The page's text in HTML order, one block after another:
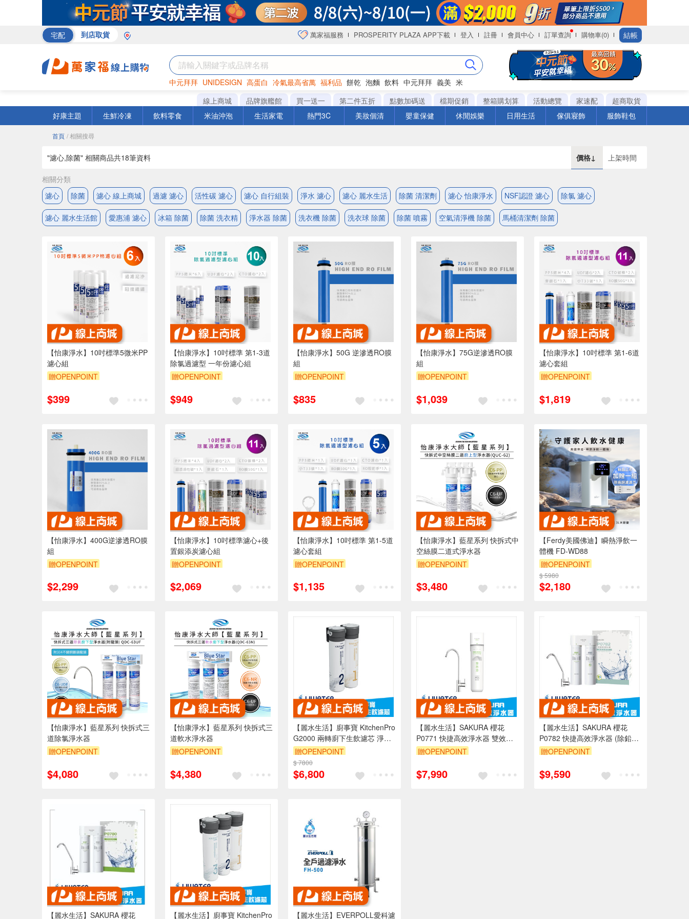
宅配 到店取貨 萬家福服務 PROSPERITY PLAZA APP下載 登入 註冊 會員中心 訂單查詢 購物車(0) 結帳
中元拜拜 UNIDESIGN 高蛋白 冷氣最高省萬 福利品 餅乾 泡麵 飲料 中元拜拜 義美 米
罐頭 海苔 洋芋片
線上商城 品牌旗艦館 買一送一 第二件五折 點數加碼送 檔期促銷 整箱購划算 活動總覽 家速配
超商取貨
好康主題
生鮮冷凍 飲料零食 米油沖泡 生活家電 熱門3C 美妝個清 嬰童保健 休閒娛樂 日用生活 傢俱寢飾 服飾鞋包
首頁 / 相關搜尋
"濾心,除菌" 相關商品共18筆資料 價格↓ 上架時間
相關分類
濾心
除菌 濾心 線上商城 過濾 濾心 活性碳 濾心 濾心 自行組裝 淨水 濾心 濾心 麗水生活 除菌 清潔劑 濾心 怡康淨水 NSF認證 濾心 除氯 濾心
濾心 麗水生活館 愛惠浦 濾心 冰箱 除菌 除菌 洗衣精 淨水器 除菌 洗衣機 除菌 洗衣球 除菌 除菌 噴霧 空氣清淨機 除菌 馬桶清潔劑 除菌
【怡康淨水】10吋標準5微米PP
濾心組
贈OPENPOINT
$399
【怡康淨水】10吋標準 第1-3道
除氯過濾型 一年份濾心組
贈OPENPOINT
$949
【怡康淨水】50G 逆滲透RO膜
組
贈OPENPOINT
$835
【怡康淨水】75G逆滲透RO膜
組
贈OPENPOINT
$1,039
【怡康淨水】10吋標準 第1-6道
濾心套組
贈OPENPOINT
$1,819
【怡康淨水】400G逆滲透RO膜
組
贈OPENPOINT
$2,299
【怡康淨水】10吋標準濾心+後
置銀添炭濾心組
贈OPENPOINT
$2,069
【怡康淨水】10吋標準 第1-5道
濾心套組
贈OPENPOINT
$1,135
【怡康淨水】藍星系列 快拆式中
空絲膜二道式淨水器
贈OPENPOINT
$3,480
【Ferdy美國佛迪】瞬熱淨飲一
體機 FD-WD88
贈OPENPOINT
$ 5980
$2,180
【怡康淨水】藍星系列 快拆式三
道除氯淨水器
贈OPENPOINT
$4,080
【怡康淨水】藍星系列 快拆式三
道軟水淨水器
贈OPENPOINT
$4,380
【麗水生活】廚事寶 KitchenPro
G2000 兩轉廚下生飲濾芯 淨水
器 含基本安裝
贈OPENPOINT
$ 7800
$6,800
【麗水生活】SAKURA 櫻花
P0771 快捷高效淨水器 雙效複
合
贈OPENPOINT
$7,990
【麗水生活】SAKURA 櫻花
P0782 快捷高效淨水器 (除鉛生
飲型)
贈OPENPOINT
$9,590
【麗水生活】SAKURA 櫻花
【麗水生活】廚事寶 KitchenPro
【麗水生活】EVERPOLL愛科濾